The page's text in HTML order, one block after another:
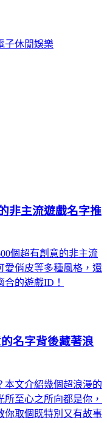
子休閒娛樂
非主流遊戲名字推
個超有創意的非主流
愛俏皮等多種風格，還
的遊戲ID！
名字背後藏著浪
本文介紹幾個超浪漫的
至心之所向都是你，
你取個既特別又有故事